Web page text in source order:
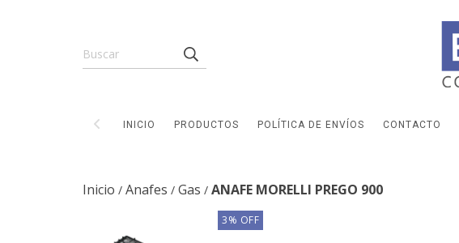
INICIO PRODUCTOS POLÍTICA DE ENVÍOS CONTACTO
Inicio / Anafes / Gas / ANAFE MORELLI PREGO 900
3% OFF